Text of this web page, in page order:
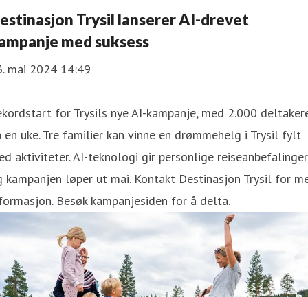
Trysil lanserer AI-drevet
med suksess
mai 2024 14:49
for Trysils nye AI-kampanje, med 2.000
en uke. Tre familier kan vinne en drømmehelg i Trysil fylt
aktiviteter. AI-teknologi gir personlige
kampanjen løper ut mai. Kontakt Destinasjon Trysil for
Besøk kampanjesiden for å delta.